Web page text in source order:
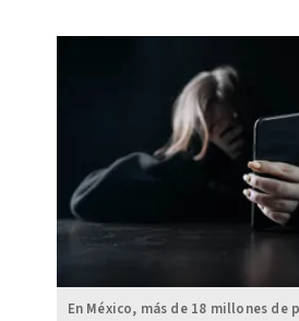
En México, más de 18 millones de